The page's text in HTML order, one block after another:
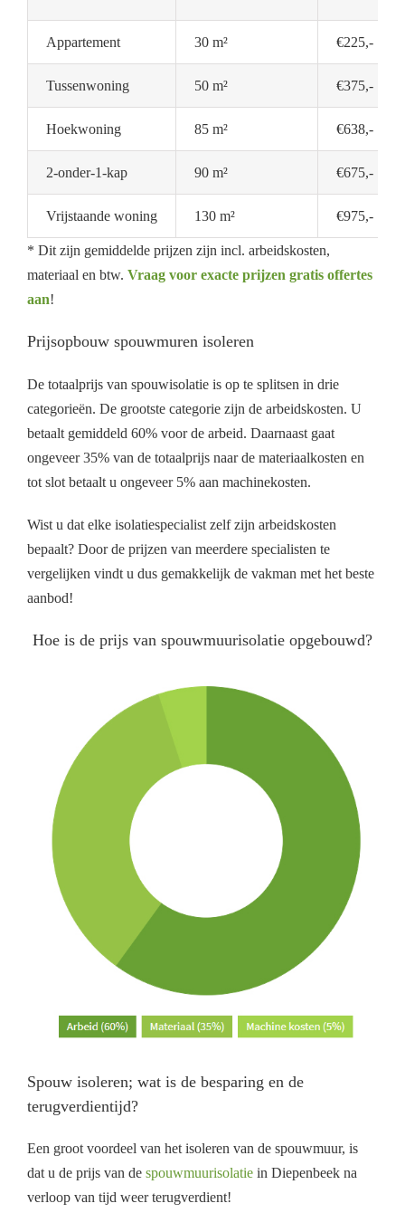
Appartement 30 m² €225,-
Tussenwoning 50 m² €375,-
Hoekwoning 85 m² €638,-
2-onder-1-kap 90 m² €675,-
Vrijstaande woning 130 m² €975,-
* Dit zijn gemiddelde prijzen zijn incl. arbeidskosten,
materiaal en btw. Vraag voor exacte prijzen gratis offertes
aan!
Prijsopbouw spouwmuren isoleren
De totaalprijs van spouwisolatie is op te splitsen in drie
categorieën. De grootste categorie zijn de arbeidskosten. U
betaalt gemiddeld 60% voor de arbeid. Daarnaast gaat
ongeveer 35% van de totaalprijs naar de materiaalkosten en
tot slot betaalt u ongeveer 5% aan machinekosten.
Wist u dat elke isolatiespecialist zelf zijn arbeidskosten
bepaalt? Door de prijzen van meerdere specialisten te
vergelijken vindt u dus gemakkelijk de vakman met het beste
aanbod!
Hoe is de prijs van spouwmuurisolatie opgebouwd?
Spouw isoleren; wat is de besparing en de
terugverdientijd?
Een groot voordeel van het isoleren van de spouwmuur, is
dat u de prijs van de spouwmuurisolatie in Diepenbeek na
verloop van tijd weer terugverdient!